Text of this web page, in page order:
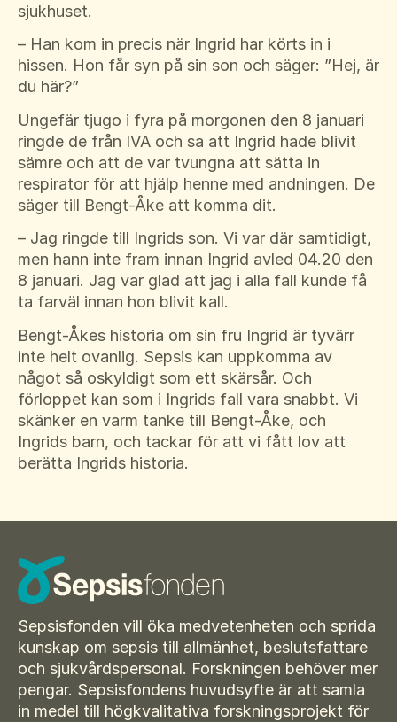
sjukhuset.
– Han kom in precis när Ingrid har körts in i
hissen. Hon får syn på sin son och säger: ”Hej, är
du här?”
Ungefär tjugo i fyra på morgonen den 8 januari
ringde de från IVA och sa att Ingrid hade blivit
sämre och att de var tvungna att sätta in
respirator för att hjälp henne med andningen. De
säger till Bengt-Åke att komma dit.
– Jag ringde till Ingrids son. Vi var där samtidigt,
men hann inte fram innan Ingrid avled 04.20 den
8 januari. Jag var glad att jag i alla fall kunde få
ta farväl innan hon blivit kall.
Bengt-Åkes historia om sin fru Ingrid är tyvärr
inte helt ovanlig. Sepsis kan uppkomma av
något så oskyldigt som ett skärsår. Och
förloppet kan som i Ingrids fall vara snabbt. Vi
skänker en varm tanke till Bengt-Åke, och
Ingrids barn, och tackar för att vi fått lov att
berätta Ingrids historia.
Sepsisfonden vill öka medvetenheten och sprida
kunskap om sepsis till allmänhet, beslutsfattare
och sjukvårdspersonal. Forskningen behöver mer
pengar. Sepsisfondens huvudsyfte är att samla
in medel till högkvalitativa forskningsprojekt för